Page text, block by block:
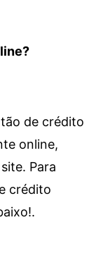
de crédito
online,
Para
crédito